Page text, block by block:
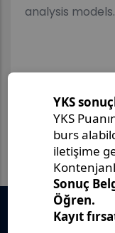
analysis models.